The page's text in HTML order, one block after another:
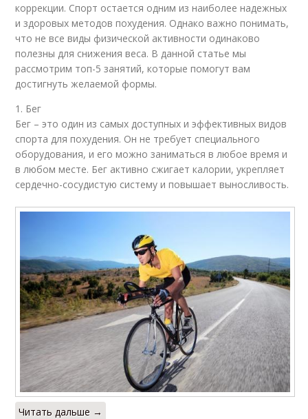
коррекции. Спорт остается одним из наиболее надежных
и здоровых методов похудения. Однако важно понимать,
что не все виды физической активности одинаково
полезны для снижения веса. В данной статье мы
рассмотрим топ-5 занятий, которые помогут вам
достигнуть желаемой формы.
1. Бег
Бег – это один из самых доступных и эффективных видов
спорта для похудения. Он не требует специального
оборудования, и его можно заниматься в любое время и
в любом месте. Бег активно сжигает калории, укрепляет
сердечно-сосудистую систему и повышает выносливость.
Читать дальше →